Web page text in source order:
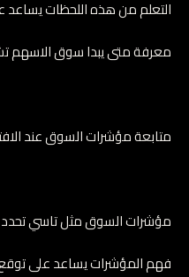
التعلم من هذه اللحظات يساعد
معرفة متى يبدا سوق الاسهم
متابعة مؤشرات السوق عند
مؤشرات السوق مثل تاسي تحدد
فهم المؤشرات يساعد على